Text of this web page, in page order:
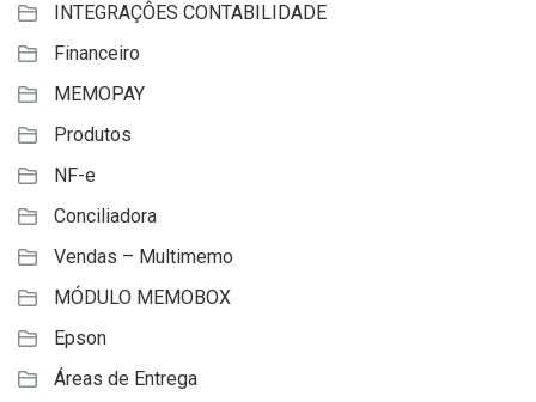
INTEGRAÇÔES CONTABILIDADE
Financeiro
MEMOPAY
Produtos
NF-e
Conciliadora
Vendas – Multimemo
MÓDULO MEMOBOX
Epson
Áreas de Entrega